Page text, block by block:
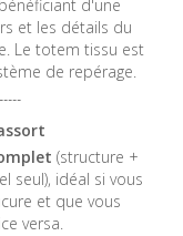
d'une
et les détails du
Le totem tissu est
de repérage.
(structure +
seul), idéal si vous
et que vous
versa.